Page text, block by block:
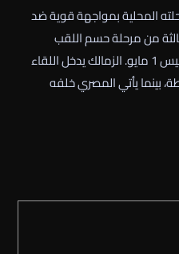
المحلية بمواجهة قوية ضد
من مرحلة حسم اللقب
بالدوري الممتاز، والمقررة يوم الخميس 1 مايو. الزمالك يدخل اللقاء
الثالث برصيد 38 نقطة، بينما يأتي المصري خلفه